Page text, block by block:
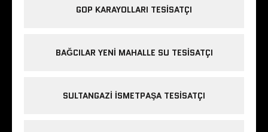
GOP KARAYOLLARI TESISATÇI
BAĞCILAR YENI MAHALLE SU TESISATÇI
SULTANGAZI ISMETPAŞA TESISATÇI